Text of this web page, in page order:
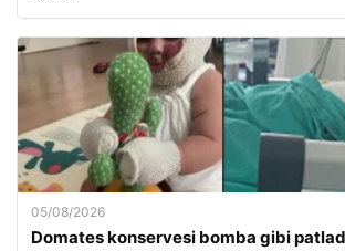
05/08/2026
Domates konservesi bomba gibi